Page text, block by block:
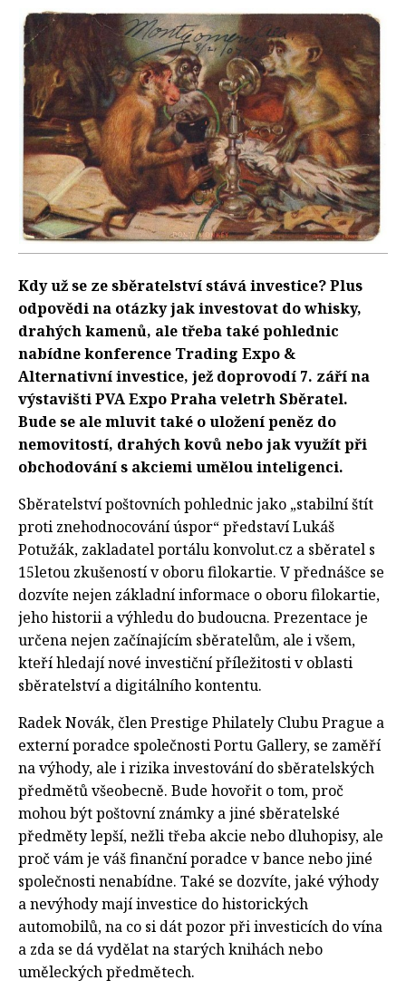
Kdy už se ze sběratelství stává investice? Plus
odpovědi na otázky jak investovat do whisky,
drahých kamenů, ale třeba také pohlednic
nabídne konference Trading Expo &
Alternativní investice, jež doprovodí 7. září na
výstavišti PVA Expo Praha veletrh Sběratel.
Bude se ale mluvit také o uložení peněz do
nemovitostí, drahých kovů nebo jak využít při
obchodování s akciemi umělou inteligenci.
Sběratelství poštovních pohlednic jako „stabilní štít
proti znehodnocování úspor“ představí Lukáš
Potužák, zakladatel portálu konvolut.cz a sběratel s
15letou zkušeností v oboru filokartie. V přednášce se
dozvíte nejen základní informace o oboru filokartie,
jeho historii a výhledu do budoucna. Prezentace je
určena nejen začínajícím sběratelům, ale i všem,
kteří hledají nové investiční příležitosti v oblasti
sběratelství a digitálního kontentu.
Radek Novák, člen Prestige Philately Clubu Prague a
externí poradce společnosti Portu Gallery, se zaměří
na výhody, ale i rizika investování do sběratelských
předmětů všeobecně. Bude hovořit o tom, proč
mohou být poštovní známky a jiné sběratelské
předměty lepší, nežli třeba akcie nebo dluhopisy, ale
proč vám je váš finanční poradce v bance nebo jiné
společnosti nenabídne. Také se dozvíte, jaké výhody
a nevýhody mají investice do historických
automobilů, na co si dát pozor při investicích do vína
a zda se dá vydělat na starých knihách nebo
uměleckých předmětech.